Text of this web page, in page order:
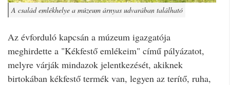
A család emlékhelye a múzeum árnyas udvarában található
Az évforduló kapcsán a múzeum igazgatója
meghirdette a "Kékfestő emlékeim" című pályázatot,
melyre várják mindazok jelentkezését, akiknek
birtokában kékfestő termék van, legyen az terítő, ruha,